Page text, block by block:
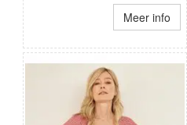
Meer info